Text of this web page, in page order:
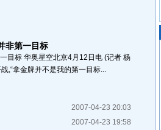
非第一目标
目标 华奥星空北京4月12日电 (记者 杨
,“拿金牌并不是我的第一目标...
2007-04-23 20:03
2007-04-23 19:58